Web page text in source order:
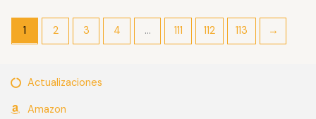
1 2 3 4 … 111 112 113 →
Actualizaciones
Amazon